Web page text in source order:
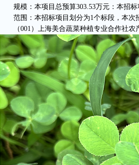
规模：本项目总预算303.53万元：本招标
范围：本招标项目划分为1个标段，本次
（001）上海美合蔬菜种植专业合作社农